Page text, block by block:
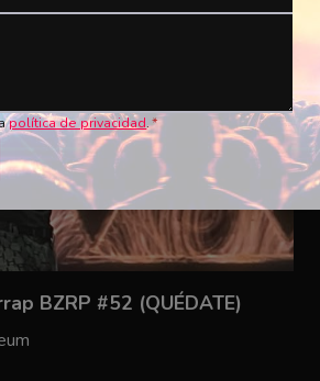
BZRP #52 (QUÉDATE)
política de privacidad.*